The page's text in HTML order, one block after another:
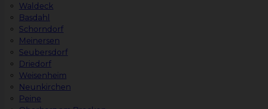
Waldeck
Basdahl
Schorndorf
Meinersen
Seubersdorf
Driedorf
Weisenheim
Neunkirchen
Peine